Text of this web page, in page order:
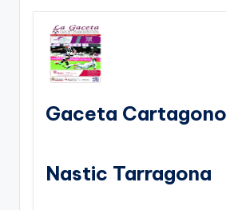
Gaceta
Nastic Tarragona